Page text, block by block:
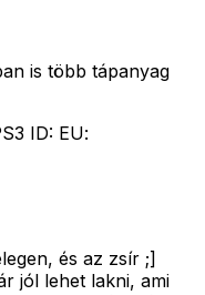
is több tápanyag
ID: EU:
és az zsír ;]
jól lehet lakni, ami